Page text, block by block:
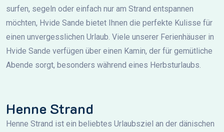
surfen, segeln oder einfach nur am Strand entspannen
möchten, Hvide Sande bietet Ihnen die perfekte Kulisse für
einen unvergesslichen Urlaub. Viele unserer Ferienhäuser in
Hvide Sande verfügen über einen Kamin, der für gemütliche
Abende sorgt, besonders während eines Herbsturlaubs.
Henne Strand
Henne Strand ist ein beliebtes Urlaubsziel an der dänischen